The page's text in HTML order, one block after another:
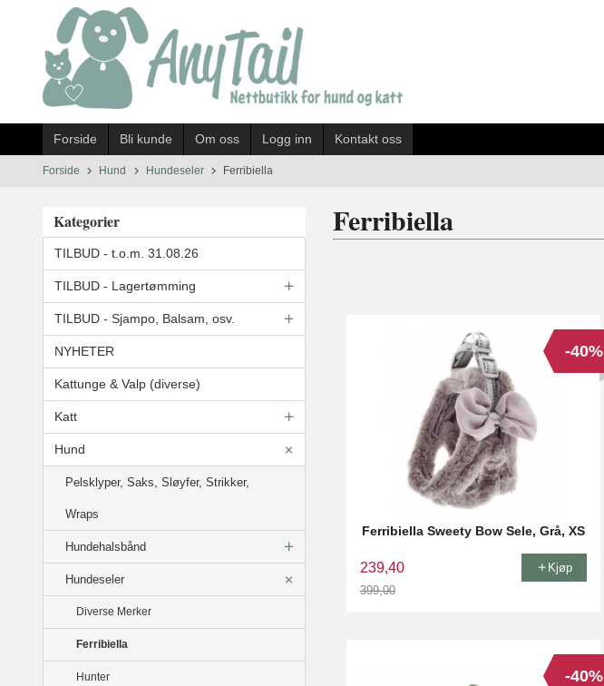
innholdet
Forside Bli kunde Om oss Logg inn Kontakt oss
Forside Hund Hundeseler Ferribiella
Kategorier
TILBUD - t.o.m. 31.08.26
TILBUD - Lagertømming
TILBUD - Sjampo, Balsam, osv.
NYHETER
Kattunge & Valp (diverse)
Katt
Hund
Pelsklyper, Saks, Sløyfer, Strikker,
Wraps
Hundehalsbånd
Hundeseler
Diverse Merker
Ferribiella
Hunter
Ferribiella
Ferribiella Sweety Bow Sele, Grå, XS
239,40
399,00
-40%
Kjøp
-40%